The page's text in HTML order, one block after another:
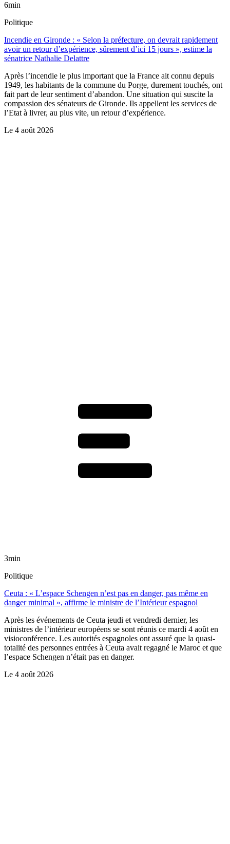
6min
Politique
Incendie en Gironde : « Selon la préfecture, on devrait rapidement
avoir un retour d’expérience, sûrement d’ici 15 jours », estime la
sénatrice Nathalie Delattre
Après l’incendie le plus important que la France ait connu depuis
1949, les habitants de la commune du Porge, durement touchés, ont
fait part de leur sentiment d’abandon. Une situation qui suscite la
compassion des sénateurs de Gironde. Ils appellent les services de
l’Etat à livrer, au plus vite, un retour d’expérience.
Le 4 août 2026
3min
Politique
Ceuta : « L’espace Schengen n’est pas en danger, pas même en
danger minimal », affirme le ministre de l’Intérieur espagnol
Après les événements de Ceuta jeudi et vendredi dernier, les
ministres de l’intérieur européens se sont réunis ce mardi 4 août en
visioconférence. Les autorités espagnoles ont assuré que la quasi-
totalité des personnes entrées à Ceuta avait regagné le Maroc et que
l’espace Schengen n’était pas en danger.
Le 4 août 2026